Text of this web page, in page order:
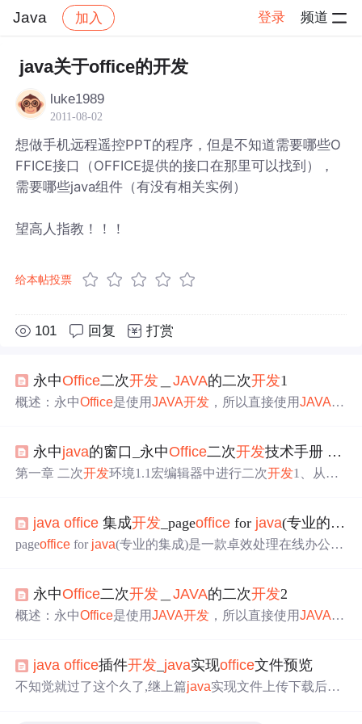
Java 加入 登录 频道
社区 Java 帖子详情
java关于office的开发
luke1989
2011-08-02
想做手机远程遥控PPT的程序，但是不知道需要哪些O
FFICE接口（OFFICE提供的接口在那里可以找到），
需要哪些java组件（有没有相关实例）
望高人指教！！！
给本帖投票
101 回复 打赏
永中Office二次开发 ＿JAVA的二次开发1
概述：永中Office是使用JAVA开发 ，所以直接使用JAVA进
它语言调用。 今天先将JAVA的二次开发的部分调用实例
进行说明： 1.创建空的文档 public static Document createBla
永中java的窗口_永中Office二次开发技术手册 PDF 下载
第一章 二次开发环境1.1宏编辑器中进行二次开发1、从菜
3、在模块中，可以添加宏，通过宏，就可以操作永中Offic
e。4、示例：将下面的宏代码添加到模块中，宏的名字是
java office 集成开发 _pageoffice for java(专业的集成)
pageoffice for java(专业的集成)是一款卓效处理在线办公，
S等Office文档的基本功能，对于简单的在线Office
追踪Word修订痕迹、全文检索的实现已经绰绰有余。软件
永中Office二次开发 ＿JAVA的二次开发2
概述：永中Office是使用JAVA开发 ，所以直接使用JAVA进
它语言调用。 今天继续先将JAVA的二次开发的第二部分
调用实例进行说明： （如果大家觉得好我就继续，如果觉
java office插件开发 java实现office文件预览
不知觉就过了这个久了,继上篇java实现文件上传下载后，